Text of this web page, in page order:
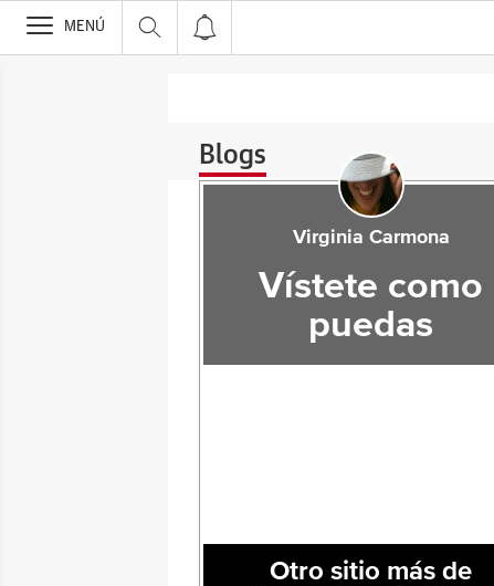
>
MENÚ
Blogs
Virginia Carmona
Vístete como
puedas
Otro sitio más de